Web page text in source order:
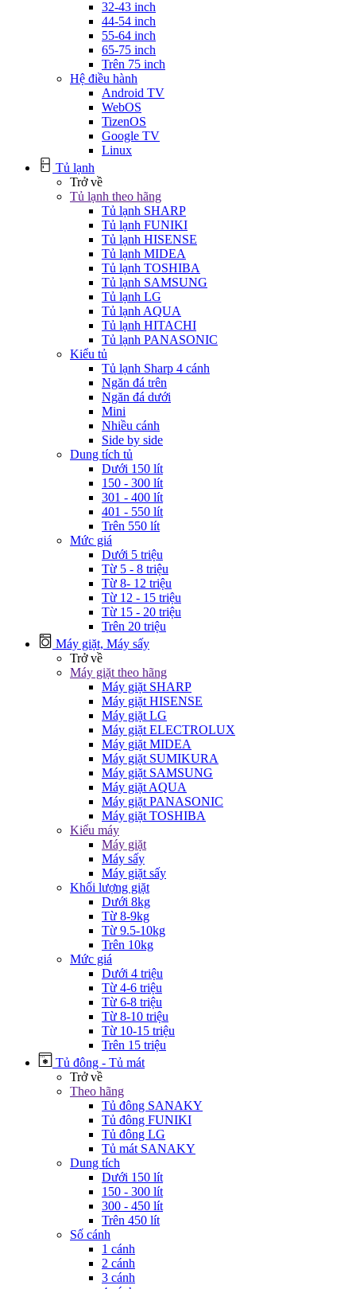
32-43 inch
44-54 inch
55-64 inch
65-75 inch
Trên 75 inch
Hệ điều hành
Android TV
WebOS
TizenOS
Google TV
Linux
Tủ lạnh
Trở về
Tủ lạnh theo hãng
Tủ lạnh SHARP
Tủ lạnh FUNIKI
Tủ lạnh HISENSE
Tủ lạnh MIDEA
Tủ lạnh TOSHIBA
Tủ lạnh SAMSUNG
Tủ lạnh LG
Tủ lạnh AQUA
Tủ lạnh HITACHI
Tủ lạnh PANASONIC
Kiểu tủ
Tủ lạnh Sharp 4 cánh
Ngăn đá trên
Ngăn đá dưới
Mini
Nhiều cánh
Side by side
Dung tích tủ
Dưới 150 lít
150 - 300 lít
301 - 400 lít
401 - 550 lít
Trên 550 lít
Mức giá
Dưới 5 triệu
Từ 5 - 8 triệu
Từ 8- 12 triệu
Từ 12 - 15 triệu
Từ 15 - 20 triệu
Trên 20 triệu
Máy giặt, Máy sấy
Trở về
Máy giặt theo hãng
Máy giặt SHARP
Máy giặt HISENSE
Máy giặt LG
Máy giặt ELECTROLUX
Máy giặt MIDEA
Máy giặt SUMIKURA
Máy giặt SAMSUNG
Máy giặt AQUA
Máy giặt PANASONIC
Máy giặt TOSHIBA
Kiểu máy
Máy giặt
Máy sấy
Máy giặt sấy
Khối lượng giặt
Dưới 8kg
Từ 8-9kg
Từ 9.5-10kg
Trên 10kg
Mức giá
Dưới 4 triệu
Từ 4-6 triệu
Từ 6-8 triệu
Từ 8-10 triệu
Từ 10-15 triệu
Trên 15 triệu
Tủ đông - Tủ mát
Trở về
Theo hãng
Tủ đông SANAKY
Tủ đông FUNIKI
Tủ đông LG
Tủ mát SANAKY
Dung tích
Dưới 150 lít
150 - 300 lít
300 - 450 lít
Trên 450 lít
Số cánh
1 cánh
2 cánh
3 cánh